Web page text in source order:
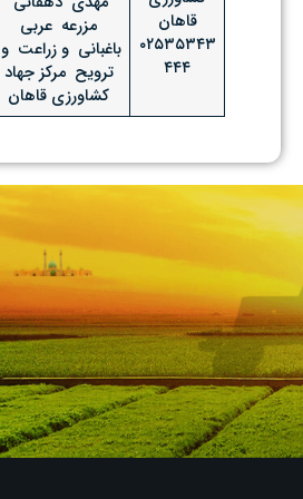
قاهان
۰۲۵۳۵۳۴۳
۴۴۴
مزرعه عربی
باغبانی و زراعت و
ترویح مرکز جهاد
کشاورزی قاهان